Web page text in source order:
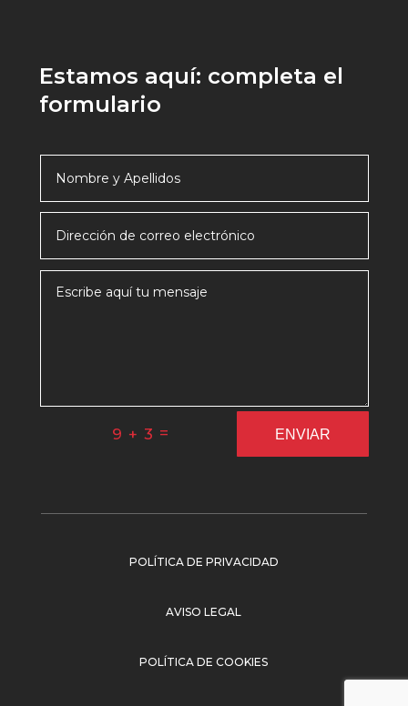
Estamos aquí: completa el
formulario
9 + 3 = ENVIAR
POLÍTICA DE PRIVACIDAD
AVISO LEGAL
POLÍTICA DE COOKIES